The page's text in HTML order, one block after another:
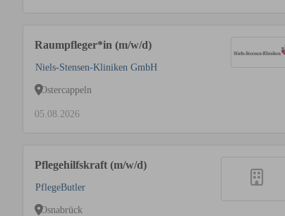
Raumpfleger*in (m/w/d)
Niels-Stensen-Kliniken GmbH
Ostercappeln
05.08.2026
Pflegehilfskraft (m/w/d)
PflegeButler
Osnabrück